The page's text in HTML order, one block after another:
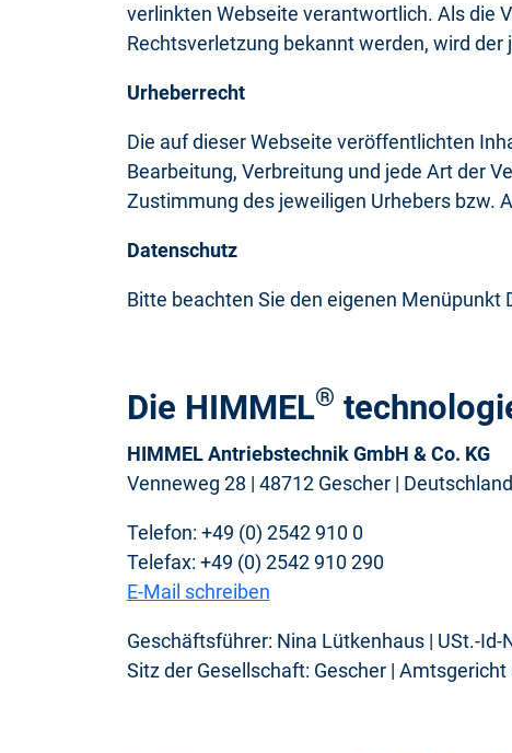
verlinkten Webseite verantwortlich. Als die
Rechtsverletzung bekannt werden, wird
Urheberrecht
Die auf dieser Webseite veröffentlichten
Bearbeitung, Verbreitung und jede Art der
Zustimmung des jeweiligen Urhebers bzw.
Datenschutz
Bitte beachten Sie den eigenen Menüpunkt
Die HIMMEL®
HIMMEL Antriebstechnik GmbH & Co. KG
Venneweg 28 | 48712 Gescher | Deutschland
Telefon: +49 (0) 2542 910 0
Telefax: +49 (0) 2542 910 290
E-Mail schreiben
Geschäftsführer: Nina Lütkenhaus | USt.-Id-
Sitz der Gesellschaft: Gescher |